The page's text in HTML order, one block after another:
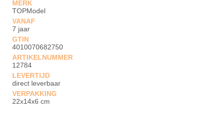
MERK
TOPModel
VANAF
7 jaar
GTIN
4010070682750
ARTIKELNUMMER
12784
LEVERTIJD
direct leverbaar
VERPAKKING
22x14x6 cm